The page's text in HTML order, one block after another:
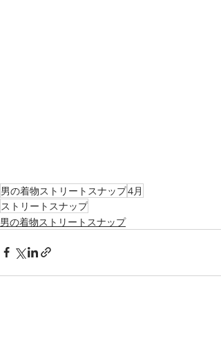
男の着物ストリートスナップ4月
ストリートスナップ
男の着物ストリートスナップ